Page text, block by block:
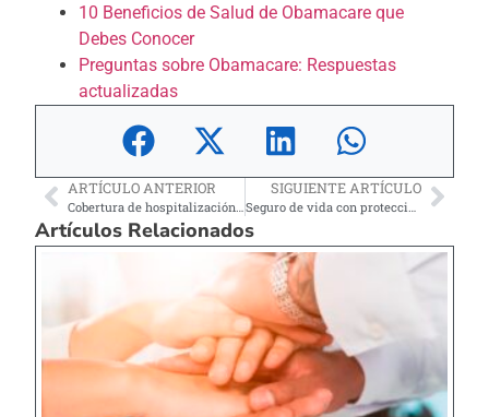
10 Beneficios de Salud de Obamacare que
Debes Conocer
Preguntas sobre Obamacare: Respuestas
actualizadas
ARTÍCULO ANTERIOR SIGUIENTE ARTÍCULO
Artículos Relacionados